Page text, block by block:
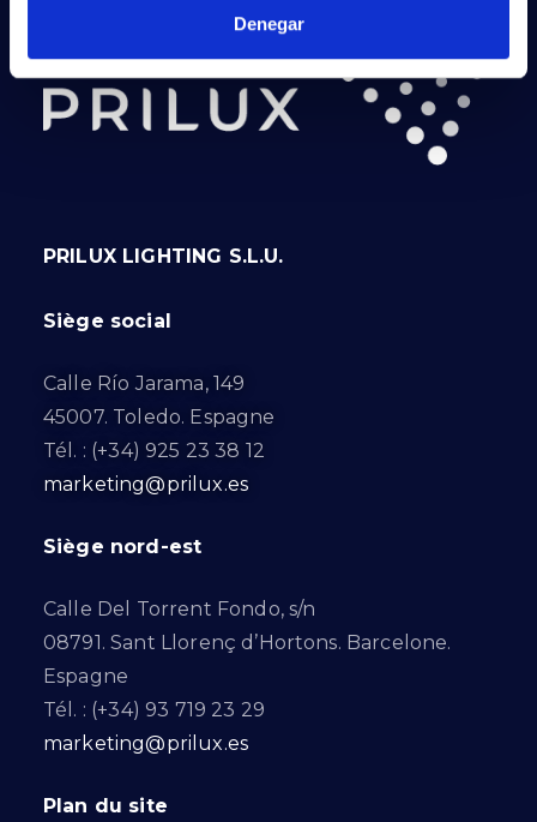
Denegar
PRILUX LIGHTING S.L.U.
Siège social
Calle Río Jarama, 149
45007. Toledo. Espagne
Tél. : (+34) 925 23 38 12
marketing@prilux.es
Siège nord-est
Calle Del Torrent Fondo, s/n
08791. Sant Llorenç d’Hortons. Barcelone.
Espagne
Tél. : (+34) 93 719 23 29
marketing@prilux.es
Plan du site